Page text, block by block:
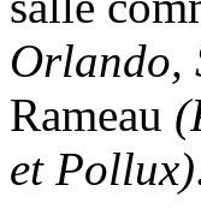
Orlando,
Rameau
et Pollux)